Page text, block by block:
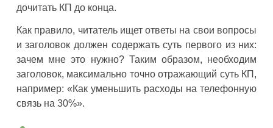
дочитать КП до конца.
Как правило, читатель ищет ответы на свои вопросы
и заголовок должен содержать суть первого из них:
зачем мне это нужно? Таким образом, необходим
заголовок, максимально точно отражающий суть КП,
например: «Как уменьшить расходы на телефонную
связь на 30%».